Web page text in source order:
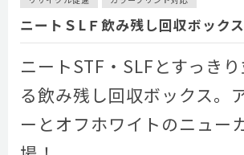
ニートＳLＦ飲み残し回収ボック
ニートSTF・SLFとすっき
る飲み残し回収ボックス。
ーとオフホワイトのニュー